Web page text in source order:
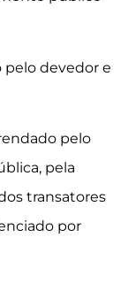
pelo devedor e
pelo
pela
transatores
por